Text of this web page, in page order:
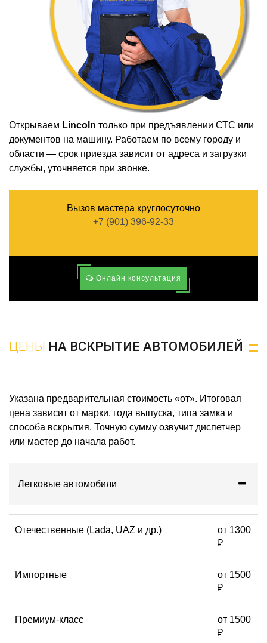
Открываем Lincoln только при предъявлении СТС или
документов на машину. Работаем по всему городу и
области — срок приезда зависит от адреса и загрузки
службы, уточняется при звонке.
Вызов мастера круглосуточно
+7 (901) 396-92-33
Онлайн консультация
ЦЕНЫ НА ВСКРЫТИЕ АВТОМОБИЛЕЙ
Указана предварительная стоимость «от». Итоговая
цена зависит от марки, года выпуска, типа замка и
способа вскрытия. Точную сумму озвучит диспетчер
или мастер до начала работ.
Легковые автомобили
Отечественные (Lada, UAZ и др.)
от 1300
₽
Импортные
от 1500
₽
Премиум-класс
от 1500
₽